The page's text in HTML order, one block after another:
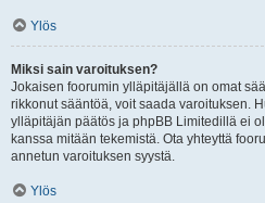
Ylös
Miksi sain varoituksen?
Jokaisen foorumin ylläpitäjällä on omat
rikkonut sääntöä, voit saada varoituksen.
ylläpitäjän päätös ja phpBB Limitedillä ei
kanssa mitään tekemistä. Ota yhteyttä
annetun varoituksen syystä.
Ylös